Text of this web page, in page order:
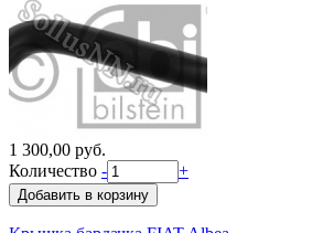
1 300,00 руб.
Количество - +